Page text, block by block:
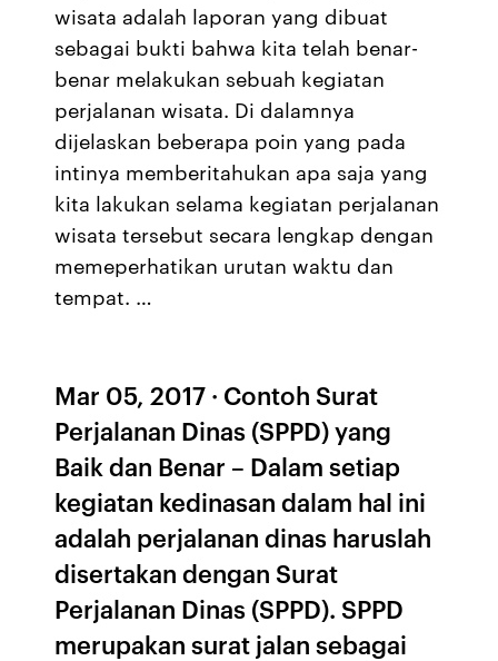
wisata adalah laporan yang dibuat
sebagai bukti bahwa kita telah benar-
benar melakukan sebuah kegiatan
perjalanan wisata. Di dalamnya
dijelaskan beberapa poin yang pada
intinya memberitahukan apa saja yang
kita lakukan selama kegiatan perjalanan
wisata tersebut secara lengkap dengan
memeperhatikan urutan waktu dan
tempat. …
Mar 05, 2017 · Contoh Surat
Perjalanan Dinas (SPPD) yang
Baik dan Benar – Dalam setiap
kegiatan kedinasan dalam hal ini
adalah perjalanan dinas haruslah
disertakan dengan Surat
Perjalanan Dinas (SPPD). SPPD
merupakan surat jalan sebagai